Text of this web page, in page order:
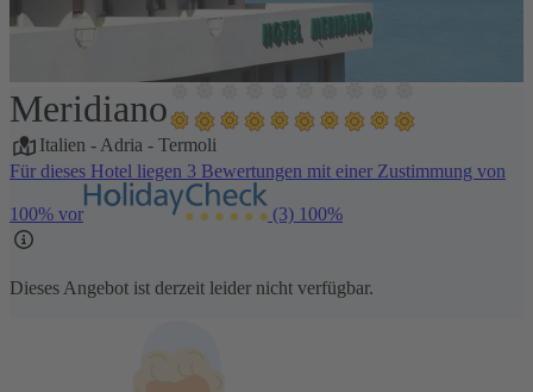
Meridiano
Italien -Adria - Termoli
Für dieses Hotel liegen 3 Bewertungen mit einer Zustimmung von
100% vor (3) 100%
Dieses Angebot ist derzeit leider nicht verfügbar.